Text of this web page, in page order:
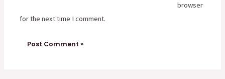
browser
for the next time I comment.